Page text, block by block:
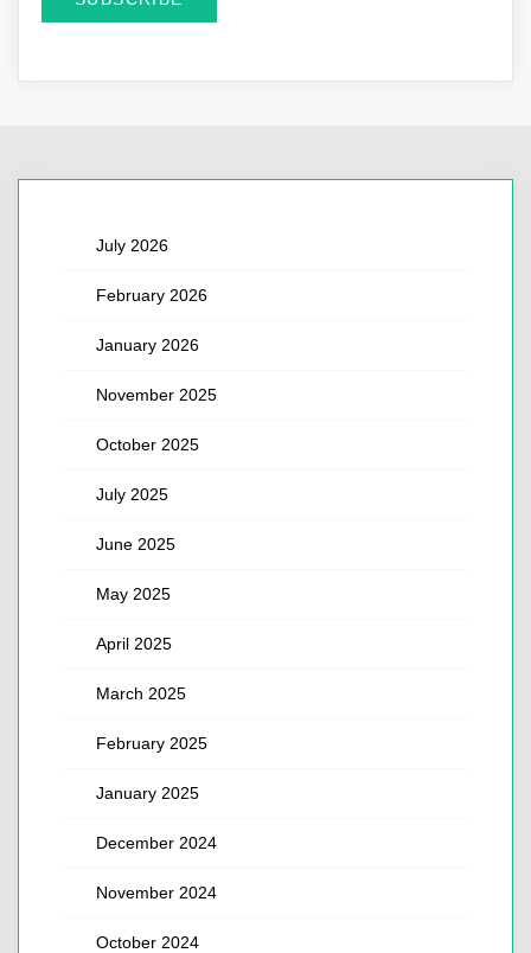
July 2026
February 2026
January 2026
November 2025
October 2025
July 2025
June 2025
May 2025
April 2025
March 2025
February 2025
January 2025
December 2024
November 2024
October 2024